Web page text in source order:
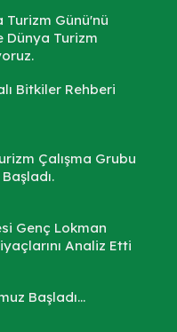
Turizm Günü'nü
Dünya Turizm
Bitkiler Rehberi
Çalışma Grubu
Genç Lokman
Analiz Etti
Başladı...